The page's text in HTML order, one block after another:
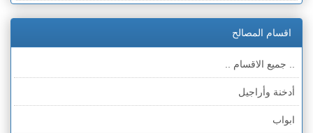
الضفة » رام الله والبيره
الضفة » أريحا
الضفة » الخليل
الضفة » بيت لحم
اقسام المصالح
.. جميع الاقسام ..
أدخنة وأراجيل
ابواب